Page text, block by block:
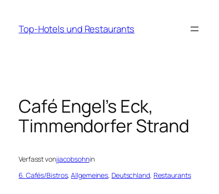
springen
Top-Hotels und Restaurants
Café Engel’s Eck,
Timmendorfer Strand
Verfasst vonjjacobsohnin
6. Cafés/Bistros, Allgemeines, Deutschland, Restaurants